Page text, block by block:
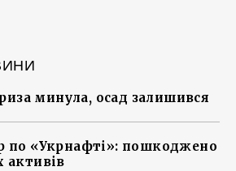
минула, осад залишився
по «Укрнафті»: пошкоджено
активів